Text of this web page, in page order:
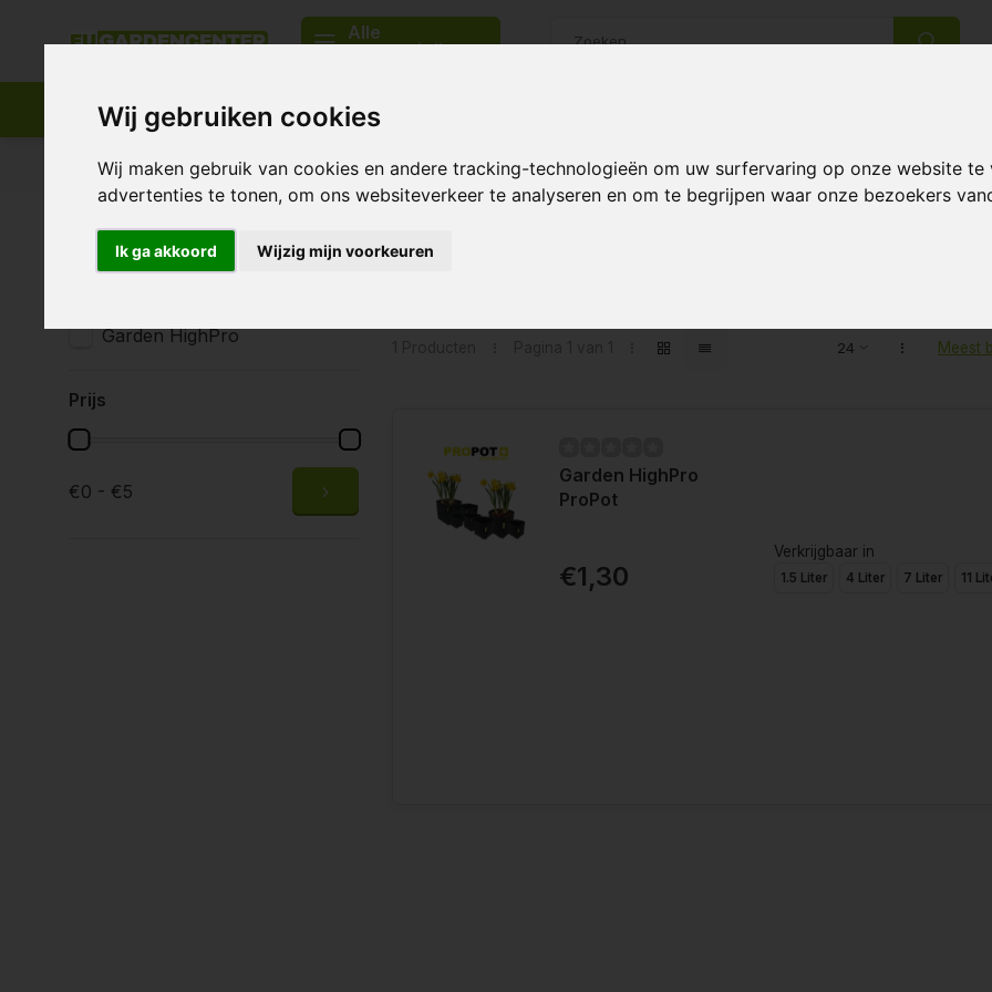
Wij gebruiken cookies
Wij maken gebruik van cookies en andere tracking-technologieën om uw surfervaring op onze website
advertenties te tonen, om ons websiteverkeer te analyseren en om te begrijpen waar onze bezoekers
Ik ga akkoord Wijzig mijn voorkeuren
Alle
categorieën
Passend assortiment Levering in heel Europa 14 Dagen retourrecht Beste klantenservice
Merken
Garden HighPro
Prijs
€0 - €5
Producten getagd met stoffen potten
Meest
Garden HighPro
ProPot
€1,30
Verkrijgbaar in
1.5 Liter 4 Liter 7 Liter 11